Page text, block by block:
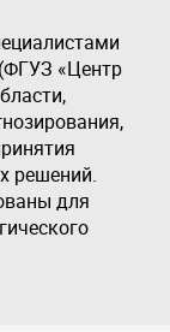
«Центр
решений.
для